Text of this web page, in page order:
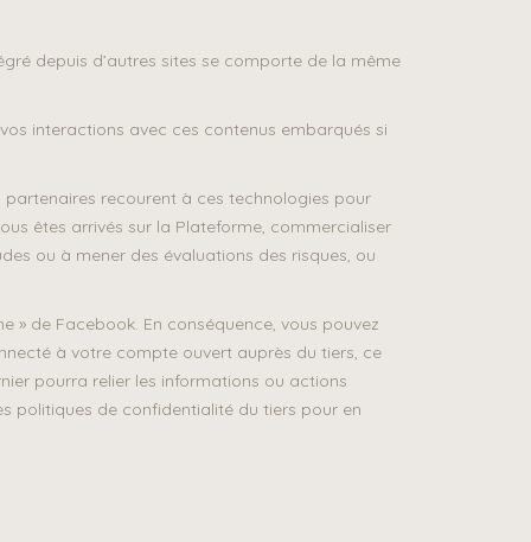
depuis d’autres sites se comporte de la même
interactions avec ces contenus embarqués si
recourent à ces technologies pour
êtes arrivés sur la Plateforme, commercialiser
ou à mener des évaluations des risques, ou
» de Facebook. En conséquence, vous pouvez
à votre compte ouvert auprès du tiers, ce
pourra relier les informations ou actions
politiques de confidentialité du tiers pour en